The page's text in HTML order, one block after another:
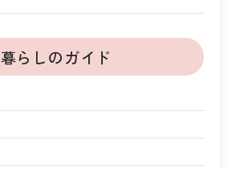
暮らしのガイド